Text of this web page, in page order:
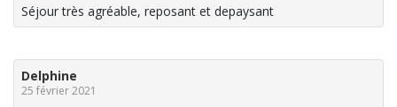
Séjour très agréable, reposant et depaysant
Delphine
25 février 2021